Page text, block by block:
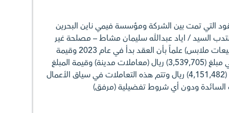
التي تمت بين الشركة ومؤسسة فيمي ناين البحرين
السيد / اياد عبدالله سليمان مشاط – مصلحة غير
مباشرة فيها وهي عبارة عن (مبيعات ملابس) علماً بأن العقد بدأ في عام 2023 وقيمة
التعاملات خلال عام 2024م هي مبلغ (3,539,705) ريال (معاملات مدينة) وقيمة المبلغ
المسدد خلال عام 2024م مبلغ (4,151,482) ريال وتتم هذه التعاملات في سياق الأعمال
السائدة ودون أي شروط تفضيلية (مرفق)